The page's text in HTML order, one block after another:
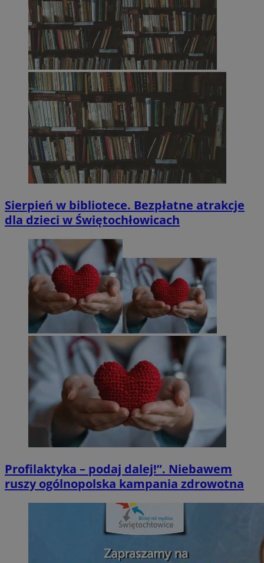
Sierpień w bibliotece. Bezpłatne atrakcje
dla dzieci w Świętochłowicach
Profilaktyka – podaj dalej!”. Niebawem
ruszy ogólnopolska kampania zdrowotna